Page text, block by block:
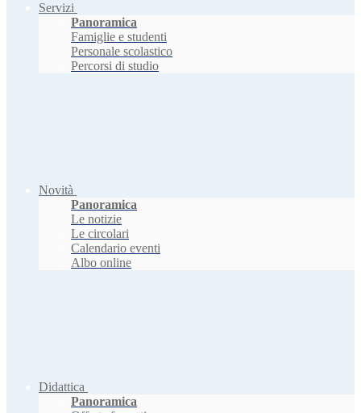
Servizi
Panoramica
Famiglie e studenti
Personale scolastico
Percorsi di studio
Novità
Panoramica
Le notizie
Le circolari
Calendario eventi
Albo online
Didattica
Panoramica